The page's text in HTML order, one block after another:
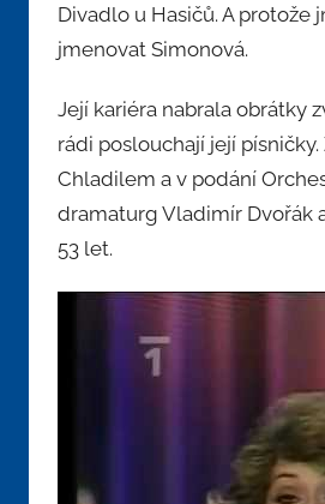
Divadlo u Hasičů. A protože
jmenovat Simonová.
Její kariéra nabrala obrátky
rádi poslouchají její
Chladilem a v podání
dramaturg Vladimír Dvořák
53 let.